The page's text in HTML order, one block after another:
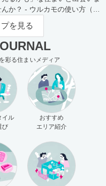
か？ - ウルカモの使い方（買
さま向け）
を見る
彩る住まいメディア
イル
び
おすすめ
エリア紹介